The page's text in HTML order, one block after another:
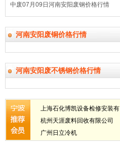
中废07月09日河南安阳废钢价格行情
河南安阳废铜价格行情
河南安阳废不锈钢价格行情
上海石化博凯设备检修安装有
限公司
杭州天涯废料回收有限公司
广州日立冷机